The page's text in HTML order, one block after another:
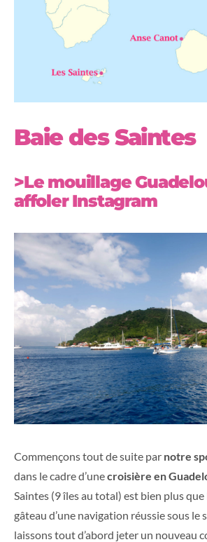
Baie des Saintes
>Le mouillage
affoler Instagram
Commençons tout de suite par notre
dans le cadre d’unecroisière en
Saintes (9 îles au total) est bien plus que
gâteau d’une navigation réussie sous le
laissons tout d’abord jeter un nouveau